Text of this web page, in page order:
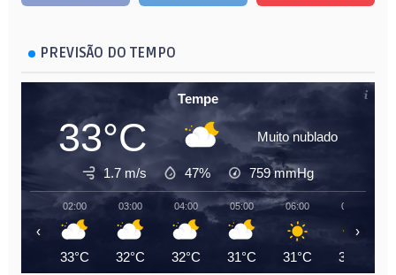
PREVISÃO DO TEMPO
Tempe
33°C Muito nublado
1.7 m/s 47% 759mmHg
02:00
33°C
03:00
32°C
04:00
32°C
05:00
31°C
06:00
31°C
07:00
31°C
‹ ›